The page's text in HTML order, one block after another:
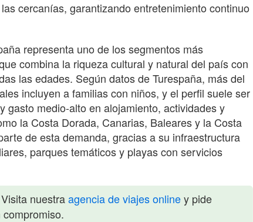
cercanías, garantizando entretenimiento continuo
representa uno de los segmentos más
combina la riqueza cultural y natural del país con
las edades. Según datos de Turespaña, más del
incluyen a familias con niños, y el perfil suele ser
gasto medio-alto en alojamiento, actividades y
la Costa Dorada, Canarias, Baleares y la Costa
de esta demanda, gracias a su infraestructura
parques temáticos y playas con servicios
Visita nuestraagencia de viajes onliney pide